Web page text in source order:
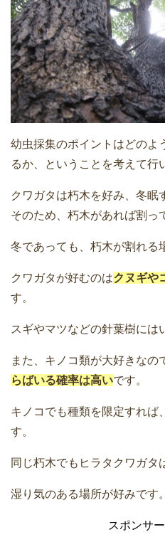
幼虫採集のポイントはどのよ
るか、ということを考えて行
クワガタは朽木を好み、冬眠
そのため、朽木があれば割っ
冬であっても、朽木が割れる
クワガタが好むのはクヌギや
す。
スギやマツなどの針葉樹には
また、キノコ類が大好きなの
らばいる確率は高いです。
キノコでも種類を限定すれば
す。
同じ朽木でもヒラタクワガタ
湿り気のある場所が好みです。
スポンサ